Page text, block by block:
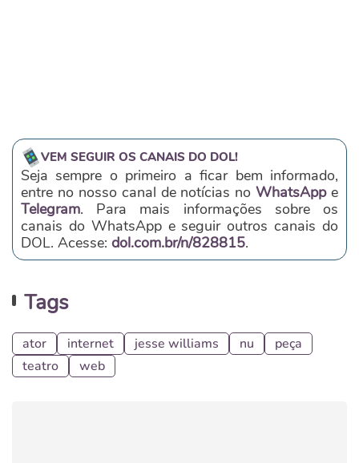
VEM SEGUIR OS CANAIS DO DOL!
Seja sempre o primeiro a ficar bem informado,
entre no nosso canal de notícias noWhatsAppe
Telegram. Para mais informações sobre os
canais do WhatsApp e seguir outros canais do
DOL. Acesse: dol.com.br/n/828815.
Tags
ator internet jesse williams nu
peça
teatro
web